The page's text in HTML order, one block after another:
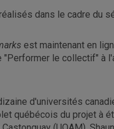
dans le cadre du
est maintenant en
le collectif" à
d'universités
québécois du projet à